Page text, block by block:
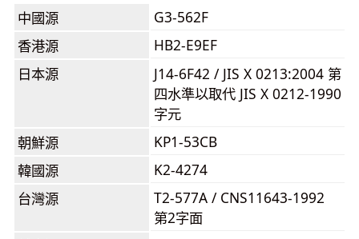
中國源
G3-562F
香港源
HB2-E9EF
日本源
J14-6F42 / JIS X 0213:2004 第
四水準以取代 JIS X 0212-1990
字元
朝鮮源
KP1-53CB
韓國源
K2-4274
台灣源
T2-577A / CNS11643-1992
第2字面